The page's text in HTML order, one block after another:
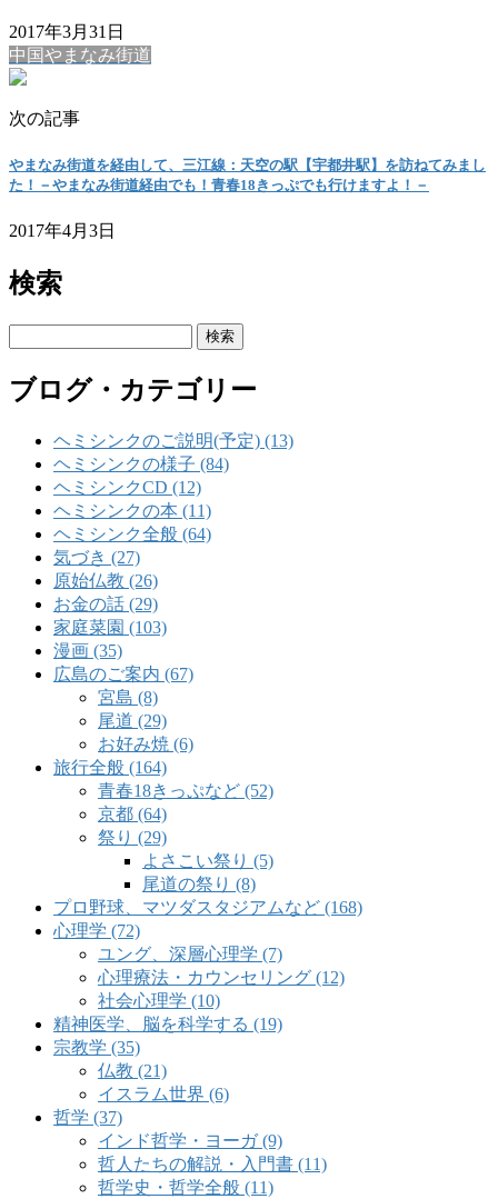
2017年3月31日
中国やまなみ街道
次の記事
やまなみ街道を経由して、三江線：天空の駅【宇都井駅】を訪ねてみまし
た！－やまなみ街道経由でも！青春18きっぷでも行けますよ！－
2017年4月3日
検索
ブログ・カテゴリー
ヘミシンクのご説明(予定) (13)
ヘミシンクの様子 (84)
ヘミシンクCD (12)
ヘミシンクの本 (11)
ヘミシンク全般 (64)
気づき (27)
原始仏教 (26)
お金の話 (29)
家庭菜園 (103)
漫画 (35)
広島のご案内 (67)
宮島 (8)
尾道 (29)
お好み焼 (6)
旅行全般 (164)
青春18きっぷなど (52)
京都 (64)
祭り (29)
よさこい祭り (5)
尾道の祭り (8)
プロ野球、マツダスタジアムなど (168)
心理学 (72)
ユング、深層心理学 (7)
心理療法・カウンセリング (12)
社会心理学 (10)
精神医学、脳を科学する (19)
宗教学 (35)
仏教 (21)
イスラム世界 (6)
哲学 (37)
インド哲学・ヨーガ (9)
哲人たちの解説・入門書 (11)
哲学史・哲学全般 (11)